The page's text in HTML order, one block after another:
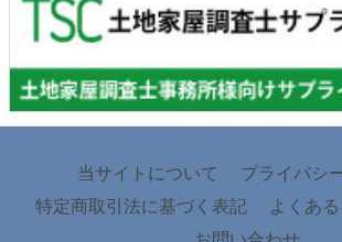
当サイトについて
プライバシ
特定商取引法に基づく表記
よくある